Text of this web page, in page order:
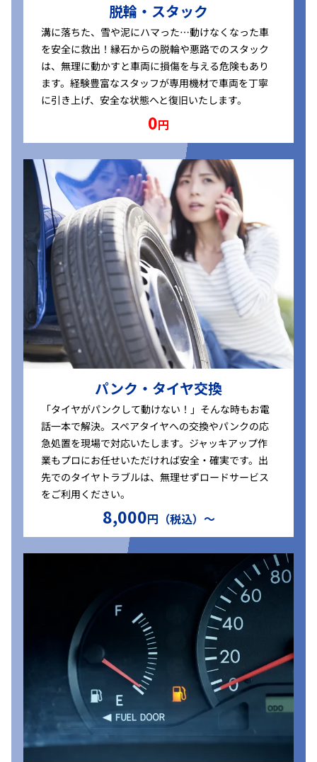
脱輪・スタック
溝に落ちた、雪や泥にハマった…動けなくなった車
を安全に救出！縁石からの脱輪や悪路でのスタック
は、無理に動かすと車両に損傷を与える危険もあり
ます。経験豊富なスタッフが専用機材で車両を丁寧
に引き上げ、安全な状態へと復旧いたします。
0円
パンク・タイヤ交換
「タイヤがパンクして動けない！」そんな時もお電
話一本で解決。スペアタイヤへの交換やパンクの応
急処置を現場で対応いたします。ジャッキアップ作
業もプロにお任せいただければ安全・確実です。出
先でのタイヤトラブルは、無理せずロードサービス
をご利用ください。
8,000円（税込）〜